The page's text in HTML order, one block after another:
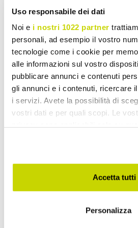
Uso responsabile dei dati
Noi e i nostri 1022 partner
personali, ad esempio il vostro
tecnologie come i cookie per
alle informazioni sul vostro
pubblicare annunci e contenuti
gli annunci e i contenuti, ricercare
i servizi. Avete la possibilità di
vostri dati e per quali scopi. Le
modificare o revocare il proprio
momento dalla Dichiarazione sui
sull'icona di attivazione della
raccogliere informazioni
Accetta tutti
Personalizza
Oval Coffee Table in
Modern Fossil Stone -
Avenue
£ 574,89 - 20% £